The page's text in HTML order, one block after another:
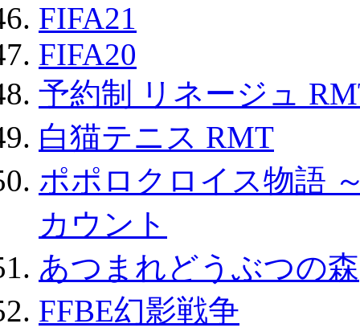
FIFA21
FIFA20
予約制 リネージュ
白猫テニス RMT
ポポロクロイス物語
カウント
あつまれどうぶつの森
FFBE幻影戦争